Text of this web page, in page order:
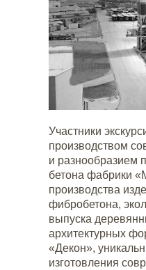
Участники
производством
и разнообразием
бетона фабрики
производства
фибробетона,
выпуска
архитектурных
«Декон»,
изготовления